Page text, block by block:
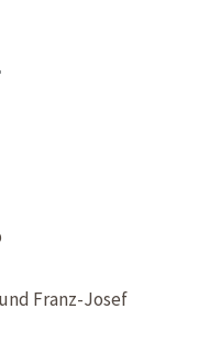
Franz-Josef